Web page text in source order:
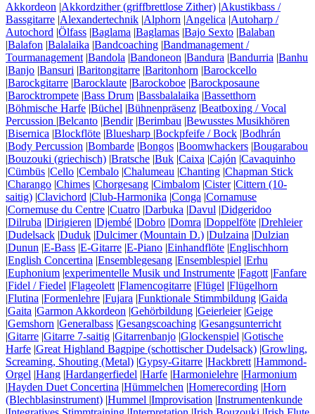
Akkordeon |Akkordzither (griffbrettlose Zither) |Akustikbass /
Bassgitarre |Alexandertechnik |Alphorn |Angelica |Autoharp /
Autochord |Ölfass |Baglama |Baglamas |Bajo Sexto |Balaban
|Balafon |Balalaika |Bandcoaching |Bandmanagement /
Tourmanagement|Bandola |Bandoneon |Bandura |Bandurria |Banhu
|Banjo |Bansuri |Baritongitarre |Baritonhorn |Barockcello
|Barockgitarre |Barocklaute |Barockoboe |Barockposaune
|Barocktrompete |Bass Drum |Bassbalalaika |Bassetthorn
|Böhmische Harfe |Büchel |Bühnenpräsenz |Beatboxing / Vocal
Percussion |Belcanto |Bendir|Berimbau |Bewusstes Musikhören
|Bisernica |Blockflöte |Bluesharp |Bockpfeife / Bock |Bodhrán
|Body Percussion |Bombarde |Bongos |Boomwhackers |Bougarabou
|Bouzouki (griechisch) |Bratsche |Buk |Caixa |Cajón |Cavaquinho
|Cümbüs |Cello |Cembalo |Chalumeau |Chanting |Chapman Stick
|Charango |Chimes |Chorgesang |Cimbalom |Cister|Cittern (10-
saitig) |Clavichord |Club-Harmonika |Conga |Cornamuse
|Cornemuse du Centre |Cuatro |Darbuka |Davul |Didgeridoo
|Dilruba |Dirigieren |Djembé |Dobro |Domra |Doppelföte |Drehleier
|Dudelsack |Duduk |Dulcimer (Mountain D.) |Dulzaina |Dulzian
|Dunun |E-Bass |E-Gitarre |E-Piano |Einhandflöte |Englischhorn
|English Concertina |Ensemblegesang |Ensemblespiel |Erhu
|Euphonium |experimentelle Musik und Instrumente |Fagott|Fanfare
|Fidel / Fiedel |Flageolett|Flamencogitarre |Flügel |Flügelhorn
|Flutina |Formenlehre |Fujara |Funktionale Stimmbildung |Gaida
|Gaita |Garmon Akkordeon |Gehörbildung |Geierleier|Geige
|Gemshorn |Generalbass |Gesangscoaching |Gesangsunterricht
|Gitarre |Gitarre 7-saitig |Gitarrenbanjo |Glockenspiel |Gotische
Harfe |Great Highland Bagpipe (schottischer Dudelsack) |Growling,
Screaming, Shouting (Metal) |Gypsy-Gitarre |Hackbrett|Hammond-
Orgel |Hang |Hardangerfiedel |Harfe |Harmonielehre |Harmonium
|Hayden Duet Concertina |Hümmelchen |Homerecording |Horn
(Blechblasinstrument) |Hummel |Improvisation |Instrumentenkunde